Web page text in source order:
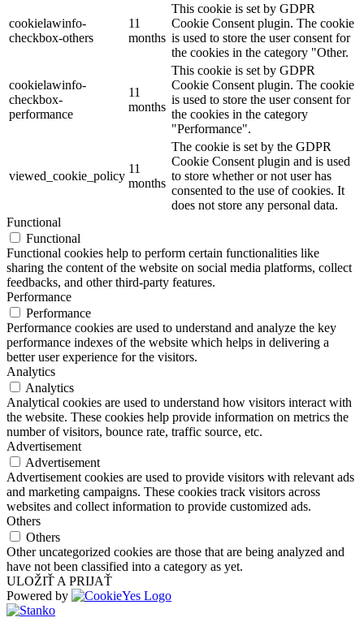
cookielawinfo-
checkbox-others
11
months
This cookie is set by GDPR
Cookie Consent plugin. The cookie
is used to store the user consent for
the cookies in the category "Other.
cookielawinfo-
checkbox-
performance
11
months
This cookie is set by GDPR
Cookie Consent plugin. The cookie
is used to store the user consent for
the cookies in the category
"Performance".
viewed_cookie_policy
11
months
The cookie is set by the GDPR
Cookie Consent plugin and is used
to store whether or not user has
consented to the use of cookies. It
does not store any personal data.
Functional
Functional
Functional cookies help to perform certain functionalities like
sharing the content of the website on social media platforms, collect
feedbacks, and other third-party features.
Performance
Performance
Performance cookies are used to understand and analyze the key
performance indexes of the website which helps in delivering a
better user experience for the visitors.
Analytics
Analytics
Analytical cookies are used to understand how visitors interact with
the website. These cookies help provide information on metrics the
number of visitors, bounce rate, traffic source, etc.
Advertisement
Advertisement
Advertisement cookies are used to provide visitors with relevant ads
and marketing campaigns. These cookies track visitors across
websites and collect information to provide customized ads.
Others
Others
Other uncategorized cookies are those that are being analyzed and
have not been classified into a category as yet.
ULOŽIŤ A PRIJAŤ
Powered by